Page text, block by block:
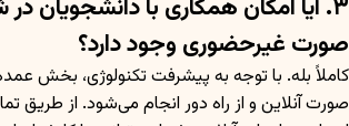
۳. آیا امکان همکاری با دانشجویان
صورت غیرحضوری وجود دارد؟
کاملاً بله. با توجه به پیشرفت تکنولوژی، بخش
صورت آنلاین و از راه دور انجام می‌شود. از طریق